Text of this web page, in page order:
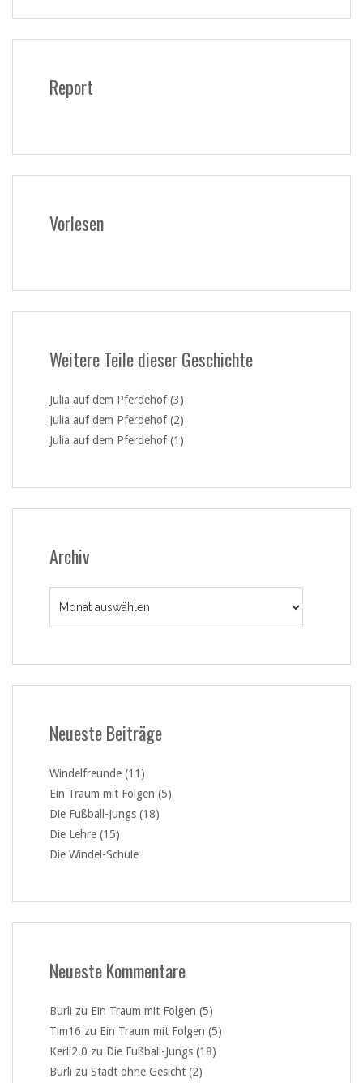
Report
Vorlesen
Weitere Teile dieser Geschichte
Julia auf dem Pferdehof (3)
Julia auf dem Pferdehof (2)
Julia auf dem Pferdehof (1)
Archiv
Neueste Beiträge
Windelfreunde (11)
Ein Traum mit Folgen (5)
Die Fußball-Jungs (18)
Die Lehre (15)
Die Windel-Schule
Neueste Kommentare
Burli zu Ein Traum mit Folgen (5)
Tim16 zu Ein Traum mit Folgen (5)
Kerli2.0 zu Die Fußball-Jungs (18)
Burli zu Stadt ohne Gesicht (2)